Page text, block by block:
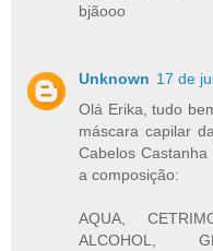
bjãooo
Unknown 17 de
Olá Erika, tudo
máscara capilar
Cabelos
a composição:
AQUA,
ALCOHOL,